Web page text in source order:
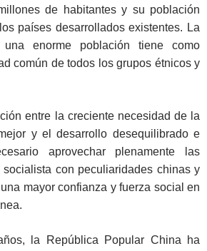
de habitantes y su población
países desarrollados existentes. La
una enorme población tiene como
común de todos los grupos étnicos y
entre la creciente necesidad de la
y el desarrollo desequilibrado e
aprovechar plenamente las
con peculiaridades chinas y
mayor confianza y fuerza social en
la República Popular China ha